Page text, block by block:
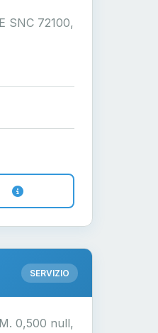
SNC 72100,
SERVIZIO
0,500 null,